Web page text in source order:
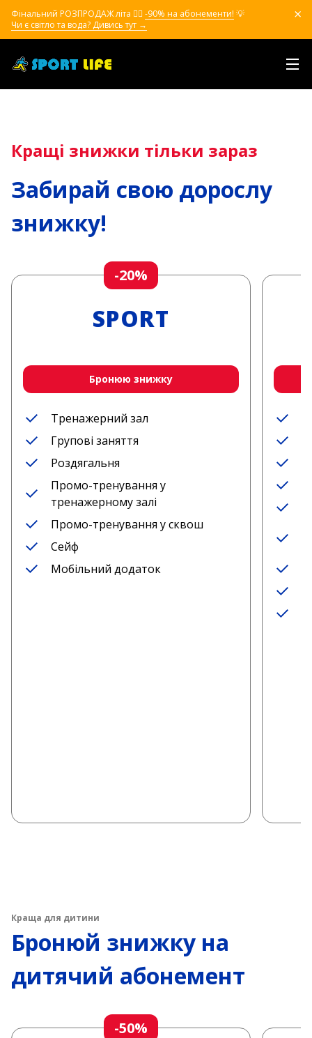
Фінальний РОЗПРОДАЖ літа ❤️‍🔥 -90% на абонементи! 💡
Чи є світло та вода? Дивись тут →
Кращі знижки тільки зараз
Забирай свою дорослу
знижку!
-20%
SPORT
Бронюю знижку
Тренажерний зал
Групові заняття
Роздягальня
Промо-тренування у
тренажерному залі
Промо-тренування у сквош
Сейф
Мобільний додаток
Краща для дитини
Бронюй знижку на
дитячий абонемент
-50%